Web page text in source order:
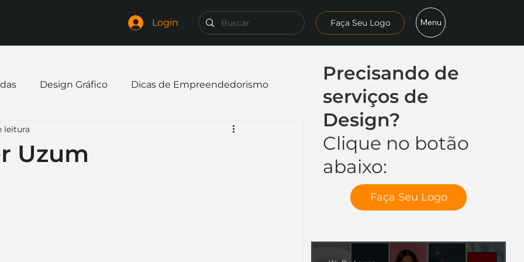
Login Faça Seu Logo Menu
Precisando de
serviços de
Design?
Clique no botão
abaixo:
Faça Seu Logo
Design Gráfico Dicas de Empreendedorismo
negócio
Uzum
leitura